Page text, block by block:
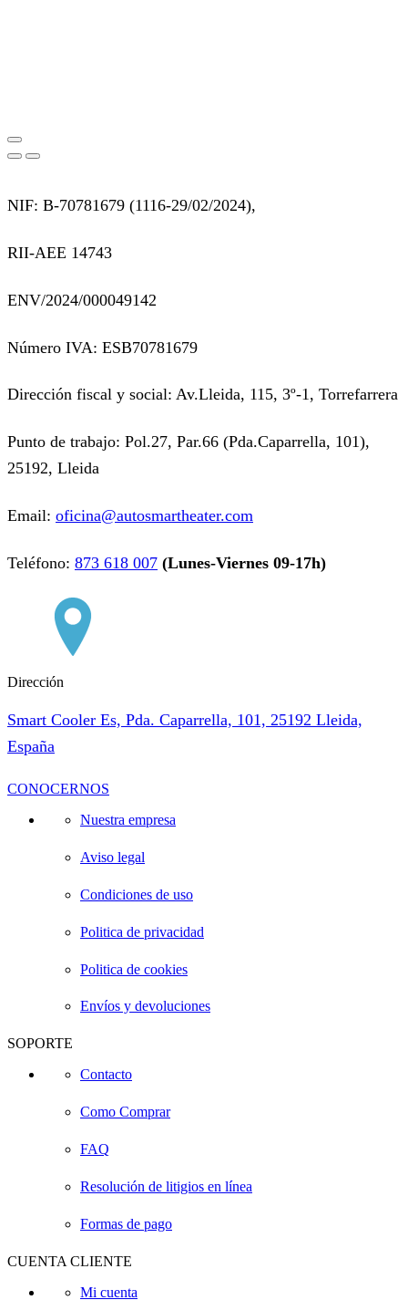
NIF: B-70781679 (1116-29/02/2024),
RII-AEE 14743
ENV/2024/000049142
Número IVA: ESB70781679
Dirección fiscal y social: Av.Lleida, 115, 3º-1, Torrefarrera
Punto de trabajo: Pol.27, Par.66 (Pda.Caparrella, 101),
25192, Lleida
Email: oficina@autosmartheater.com
Teléfono: 873 618 007 (Lunes-Viernes 09-17h)
Dirección
Smart Cooler Es, Pda. Caparrella, 101, 25192 Lleida,
España
CONOCERNOS
Nuestra empresa
Aviso legal
Condiciones de uso
Politica de privacidad
Politica de cookies
Envíos y devoluciones
SOPORTE
Contacto
Como Comprar
FAQ
Resolución de litigios en línea
Formas de pago
CUENTA CLIENTE
Mi cuenta